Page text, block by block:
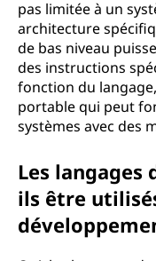
pas limitée à un
architecture
de bas niveau
des instructions
fonction du
portable qui peut
systèmes avec des
Les langages
ils être